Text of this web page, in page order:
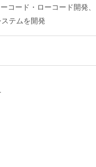
コード・ローコード開発
テムを開発